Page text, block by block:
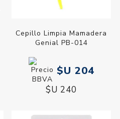
Cepillo Limpia Mamadera
Genial PB-014
$U 204
$U 240